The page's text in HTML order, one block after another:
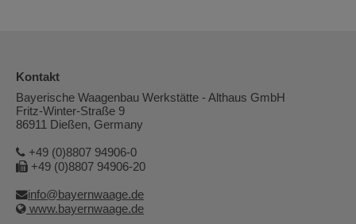
Kontakt
Bayerische Waagenbau Werkstätte - Althaus GmbH
Fritz-Winter-Straße 9
86911 Dießen, Germany
+49 (0)8807 94906-0
+49 (0)8807 94906-20
info@bayernwaage.de
www.bayernwaage.de